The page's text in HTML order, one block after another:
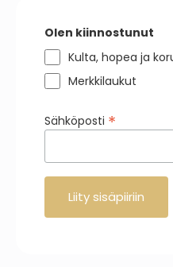
Olen kiinnostunut
Kulta, hopea ja
Merkkilaukut
Sähköposti *